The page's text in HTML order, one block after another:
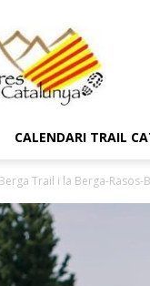
CALENDARI TRAIL
Trail i la Berga-Rasos-